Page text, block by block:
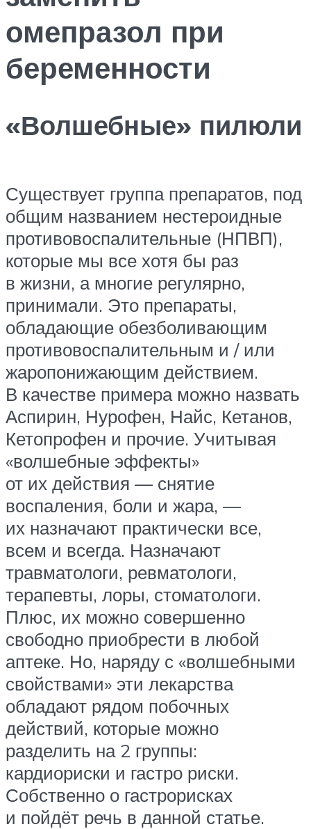
омепразол при
беременности
«Волшебные» пилюли
Существует группа препаратов, под
общим названием нестероидные
противовоспалительные (НПВП),
которые мы все хотя бы раз
в жизни, а многие регулярно,
принимали. Это препараты,
обладающие обезболивающим
противовоспалительным и / или
жаропонижающим действием.
В качестве примера можно назвать
Аспирин, Нурофен, Найс, Кетанов,
Кетопрофен и прочие. Учитывая
«волшебные эффекты»
от их действия — снятие
воспаления, боли и жара, —
их назначают практически все,
всем и всегда. Назначают
травматологи, ревматологи,
терапевты, лоры, стоматологи.
Плюс, их можно совершенно
свободно приобрести в любой
аптеке. Но, наряду с «волшебными
свойствами» эти лекарства
обладают рядом побочных
действий, которые можно
разделить на 2 группы:
кардиориски и гастро риски.
Собственно о гастрорисках
и пойдёт речь в данной статье.